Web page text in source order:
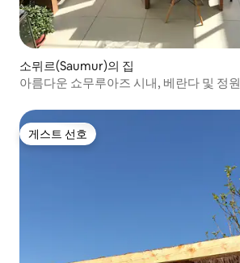
소뮈르(Saumur)의 집
아름다운 쇼무루아즈 시내, 베란다 및 정원
게스트 선호
게스트 선호